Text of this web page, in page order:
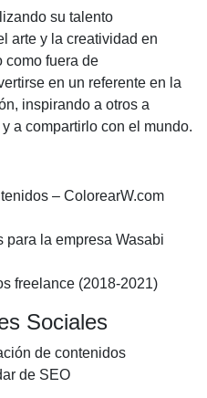
su talento
arte y la creatividad en
como fuera de
en un referente en la
inspirando a otros a
a compartirlo con el mundo.
– ColorearW.com
para la empresa Wasabi
freelance (2018-2021)
Sociales
de contenidos
de SEO